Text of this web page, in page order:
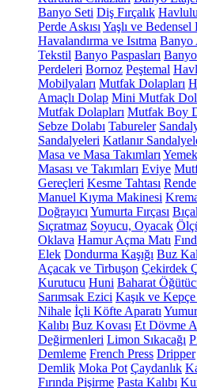
Banyo Seti Diş Fırçalık
Perde Askısı Yaşlı ve
Havalandırma ve Isıtma Banyo
Tekstil Banyo Paspasları
Perdeleri Bornoz Peştemal
Mobilyaları Mutfak Dolapları
Amaçlı Dolap Mini Mutfak
Mutfak Dolapları Mutfak Boy
Sebze Dolabı Tabureler
Sandalyeleri Katlanır
Masa ve Masa Takımları
Masası ve Takımları Eviye
Gereçleri Kesme Tahtası Rende
Manuel Kıyma Makinesi
Doğrayıcı Yumurta Fırçası
Sıçratmaz Soyucu, Oyacak
Oklava Hamur Açma Matı
Elek Dondurma Kaşığı Buz
Açacak ve Tirbuşon Çekirdek
Kurutucu Huni Baharat
Sarımsak Ezici Kaşık ve Kepçe
Nihale İçli Köfte Aparatı
Kalıbı Buz Kovası Et Dövme
Değirmenleri Limon Sıkacağı
Demleme French Press Dripper
Demlik Moka Pot Çaydanlık
Fırında Pişirme Pasta Kalıbı